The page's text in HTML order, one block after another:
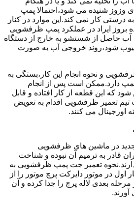
وزوز شنیده می شود،احتمالا پمپ
درستی کار نمی کند.این موارد در کنار
بروز ایراد در عملکرد پمپ ظرفشویی
حاصل از شستشو به خارج از دستگاه
شود،روند خروجی آب به صورت
و نحوه انجام این کار،بستگی به
دارد.ممکن است پس از انجام
که این قطعه از کار افتاده و قابل
تعمیر ظرفشویی اقدام به تعویض
اورجینال می کنند.
در ماشین های ظرفشویی
قادر به ترمیم آن نبوده و شناخت
تعمیر جت پمپ ظرفشویی به
اول در موتور دایرکت پرچ موتور را از
بعدی لاله پرچ را جدا کرده و آن